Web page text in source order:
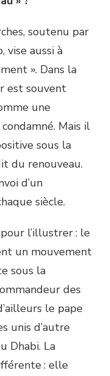
soutenu par
vise aussi à
». Dans la
est souvent
une
Mais il
sous la
du renouveau.
d’un
siècle.
l’illustrer : le
un mouvement
sous la
des
le pape
unis d’autre
Dhabi. La
: elle